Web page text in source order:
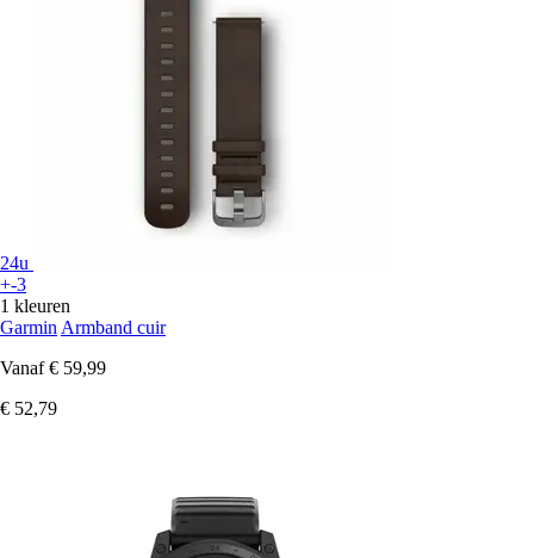
24u
+-3
1 kleuren
Garmin Armband cuir
Vanaf € 59,99
€ 52,79